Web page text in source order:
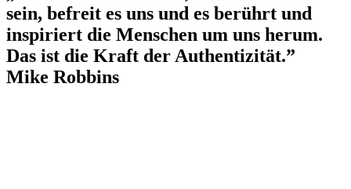
sein, befreit es uns und es berührt und
inspiriert die Menschen um uns herum.
Das ist die Kraft der Authentizität.”
Mike Robbins